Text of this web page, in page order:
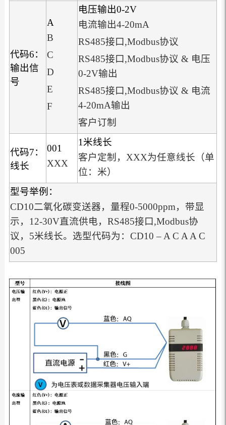
代码6：
输出信
号
A
B
C
D
E
F
电压输出0-2V
电流输出4-20mA
RS485接口,Modbus协议
RS485接口,Modbus协议 & 电压
0-2V输出
RS485接口,Modbus协议 & 电流
4-20mA输出
客户订制
代码7：
线长
001
XXX
1米线长
客户定制，XXX为任意线长（单
位：米）
型号举例：
CD10二氧化碳变送器，量程0-5000ppm，带显
示，12-30V直流供电，RS485接口,Modbus协
议，5米线长。选型代码为：CD10 – A C A A C
005